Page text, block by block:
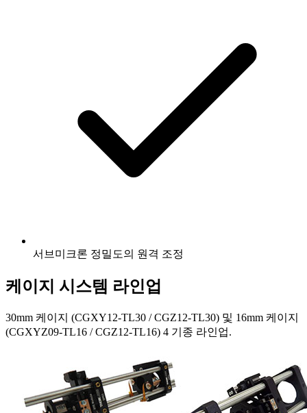
서브미크론 정밀도의 원격 조정
케이지 시스템 라인업
30mm 케이지 (CGXY12-TL30 / CGZ12-TL30) 및 16mm 케이지
(CGXYZ09-TL16 / CGZ12-TL16) 4 기종 라인업.